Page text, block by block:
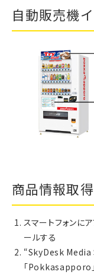
自動販売機
商品情報取
スマートフォンに
ールする
“SkyDesk Media
「Pokkasapporo